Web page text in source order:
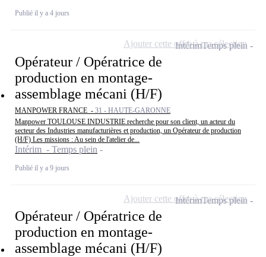
Publié il y a 4 jours
Opérateur / Opératrice de
production en montage-
assemblage mécani (H/F)
MANPOWER FRANCE - 31 - HAUTE-GARONNE
Manpower TOULOUSE INDUSTRIE recherche pour son client, un acteur du
secteur des Industries manufacturières et production, un Opérateur de production
(H/F) Les missions : Au sein de l'atelier de...
Intérim - Temps plein
Publié il y a 9 jours
IntérimTemps plein
Ajouter cette offre à ma sélection
Opérateur / Opératrice de
production en montage-
assemblage mécani (H/F)
IntérimTemps plein
Ajouter cette offre à ma sélection